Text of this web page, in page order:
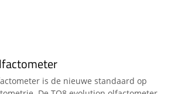
is de nieuwe standaard op